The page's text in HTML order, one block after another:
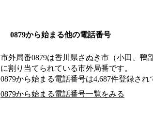
0879から始まる他の電話番号
市外局番0879は香川県さぬき市（小田、鴨
に割り当てられている市外局番です。
0879から始まる電話番号は4,687件登録され
0879から始まる電話番号一覧をみる